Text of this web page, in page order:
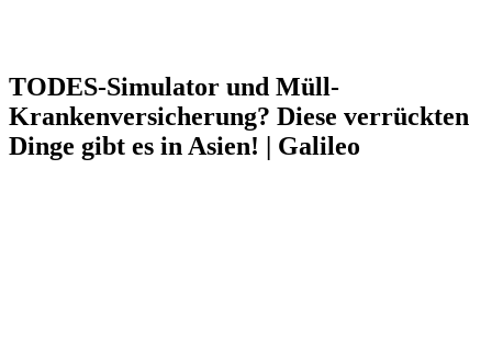
TODES-Simulator und Müll-
Krankenversicherung? Diese verrückten
Dinge gibt es in Asien! | Galileo